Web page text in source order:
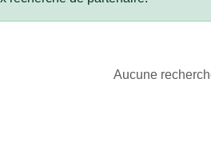
Aucune